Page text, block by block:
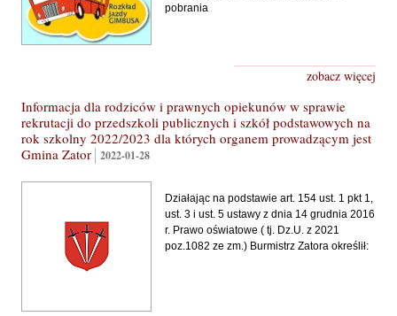
pobrania
zobacz więcej
Informacja dla rodziców i prawnych opiekunów w sprawie
rekrutacji do przedszkoli publicznych i szkół podstawowych na
rok szkolny 2022/2023 dla których organem prowadzącym jest
Gmina Zator
2022-01-28
Działając na podstawie art. 154 ust. 1 pkt 1,
ust. 3 i ust. 5 ustawy z dnia 14 grudnia 2016
r. Prawo oświatowe ( tj. Dz.U. z 2021
poz.1082 ze zm.) Burmistrz Zatora określił: